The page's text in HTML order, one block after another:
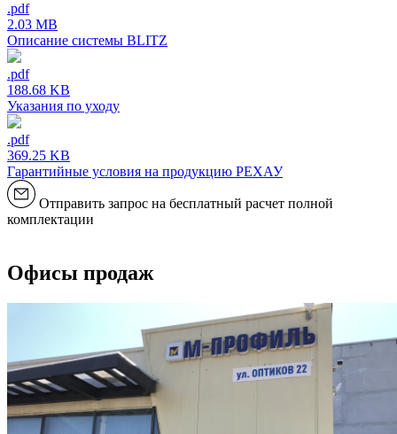
.pdf
2.03 MB
Описание системы BLITZ
.pdf
188.68 KB
Указания по уходу
.pdf
369.25 KB
Гарантийные условия на продукцию РЕХАУ
Отправить запрос на бесплатный расчет полной
комплектации
Офисы продаж